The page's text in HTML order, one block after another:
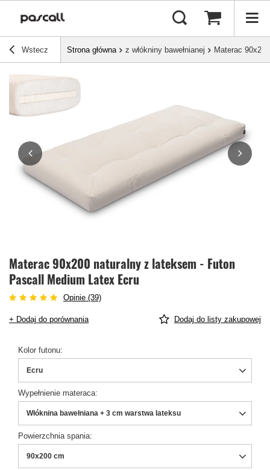
Wstecz Strona główna z włókniny bawełnianej Materac
Materac 90x200 naturalny z lateksem - Futon
Pascall Medium Latex Ecru
Opinie (39)
+ Dodaj do porównania Dodaj do listy zakupowej
Kolor futonu
Ecru
Wypełnienie materaca
Włóknina bawełniana + 3 cm warstwa lateksu
Powierzchnia spania
90x200 cm